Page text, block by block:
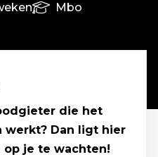
Mbo
die het
werkt? Dan ligt hier
je te wachten!